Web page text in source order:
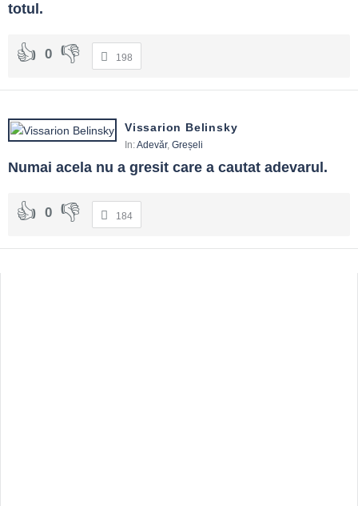
totul.
0 198
Vissarion Belinsky
In:Adevăr, Greșeli
Numai acela nu a gresit care a cautat adevarul.
0 184